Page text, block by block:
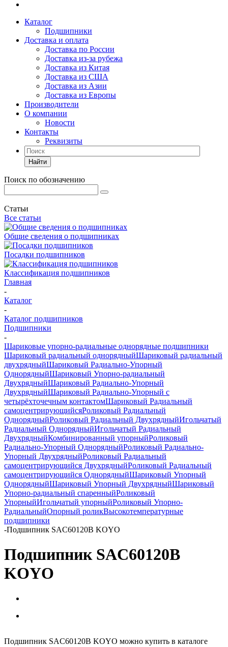
Каталог
Подшипники
Доставка и оплата
Доставка по России
Доставка из-за рубежа
Доставка из Китая
Доставка из США
Доставка из Азии
Доставка из Европы
Производители
О компании
Новости
Контакты
Реквизиты
Найти
Поиск по обозначению
Статьи
Все статьи
Общие сведения о подшипниках
Посадки подшипников
Классификация подшипников
Главная
-
Каталог
-
Каталог подшипников
Подшипники
-
Шариковые упорно-радиальные однорядные подшипники
Шариковый радиальный однорядныйШариковый радиальный
двухрядныйШариковый Радиально-Упорный
ОднорядныйШариковый Упорно-радиальный
ДвухрядныйШариковый Радиально-Упорный
ДвухрядныйШариковый Радиально-Упорный с
четырёхточечным контактомШариковый Радиальный
самоцентрирующийсяРоликовый Радиальный
ОднорядныйРоликовый Радиальный ДвухрядныйИгольчатый
Радиальный ОднорядныйИгольчатый Радиальный
ДвухрядныйКомбинированный упорныйРоликовый
Радиально-Упорный ОднорядныйРоликовый Радиально-
Упорный ДвухрядныйРоликовый Радиальный
самоцентрирующийся ДвухрядныйРоликовый Радиальный
самоцентрирующийся ОднорядныйШариковый Упорный
ОднорядныйШариковый Упорный ДвухрядныйШариковый
Упорно-радиальный спаренныйРоликовый
УпорныйИгольчатый упорныйРоликовый Упорно-
РадиальныйОпорный роликВысокотемпературные
подшипники
-Подшипник SAC60120B KOYO
Подшипник SAC60120B
KOYO
Подшипник SAC60120B KOYO можно купить в каталоге